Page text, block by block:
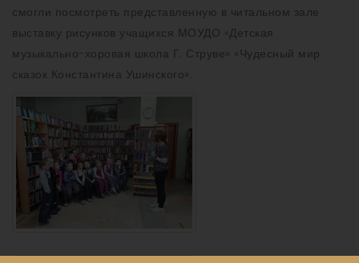
смогли посмотреть представленную в читальном зале
выставку рисунков учащихся МОУДО «Детская
музыкально-хоровая школа Г. Струве» «Чудесный мир
сказок Константина Ушинского».